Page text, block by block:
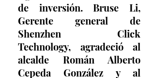
de inversión. Bruse Li,
Gerente general de
Shenzhen Click
Technology, agradeció al
alcalde Román Alberto
Cepeda González y al